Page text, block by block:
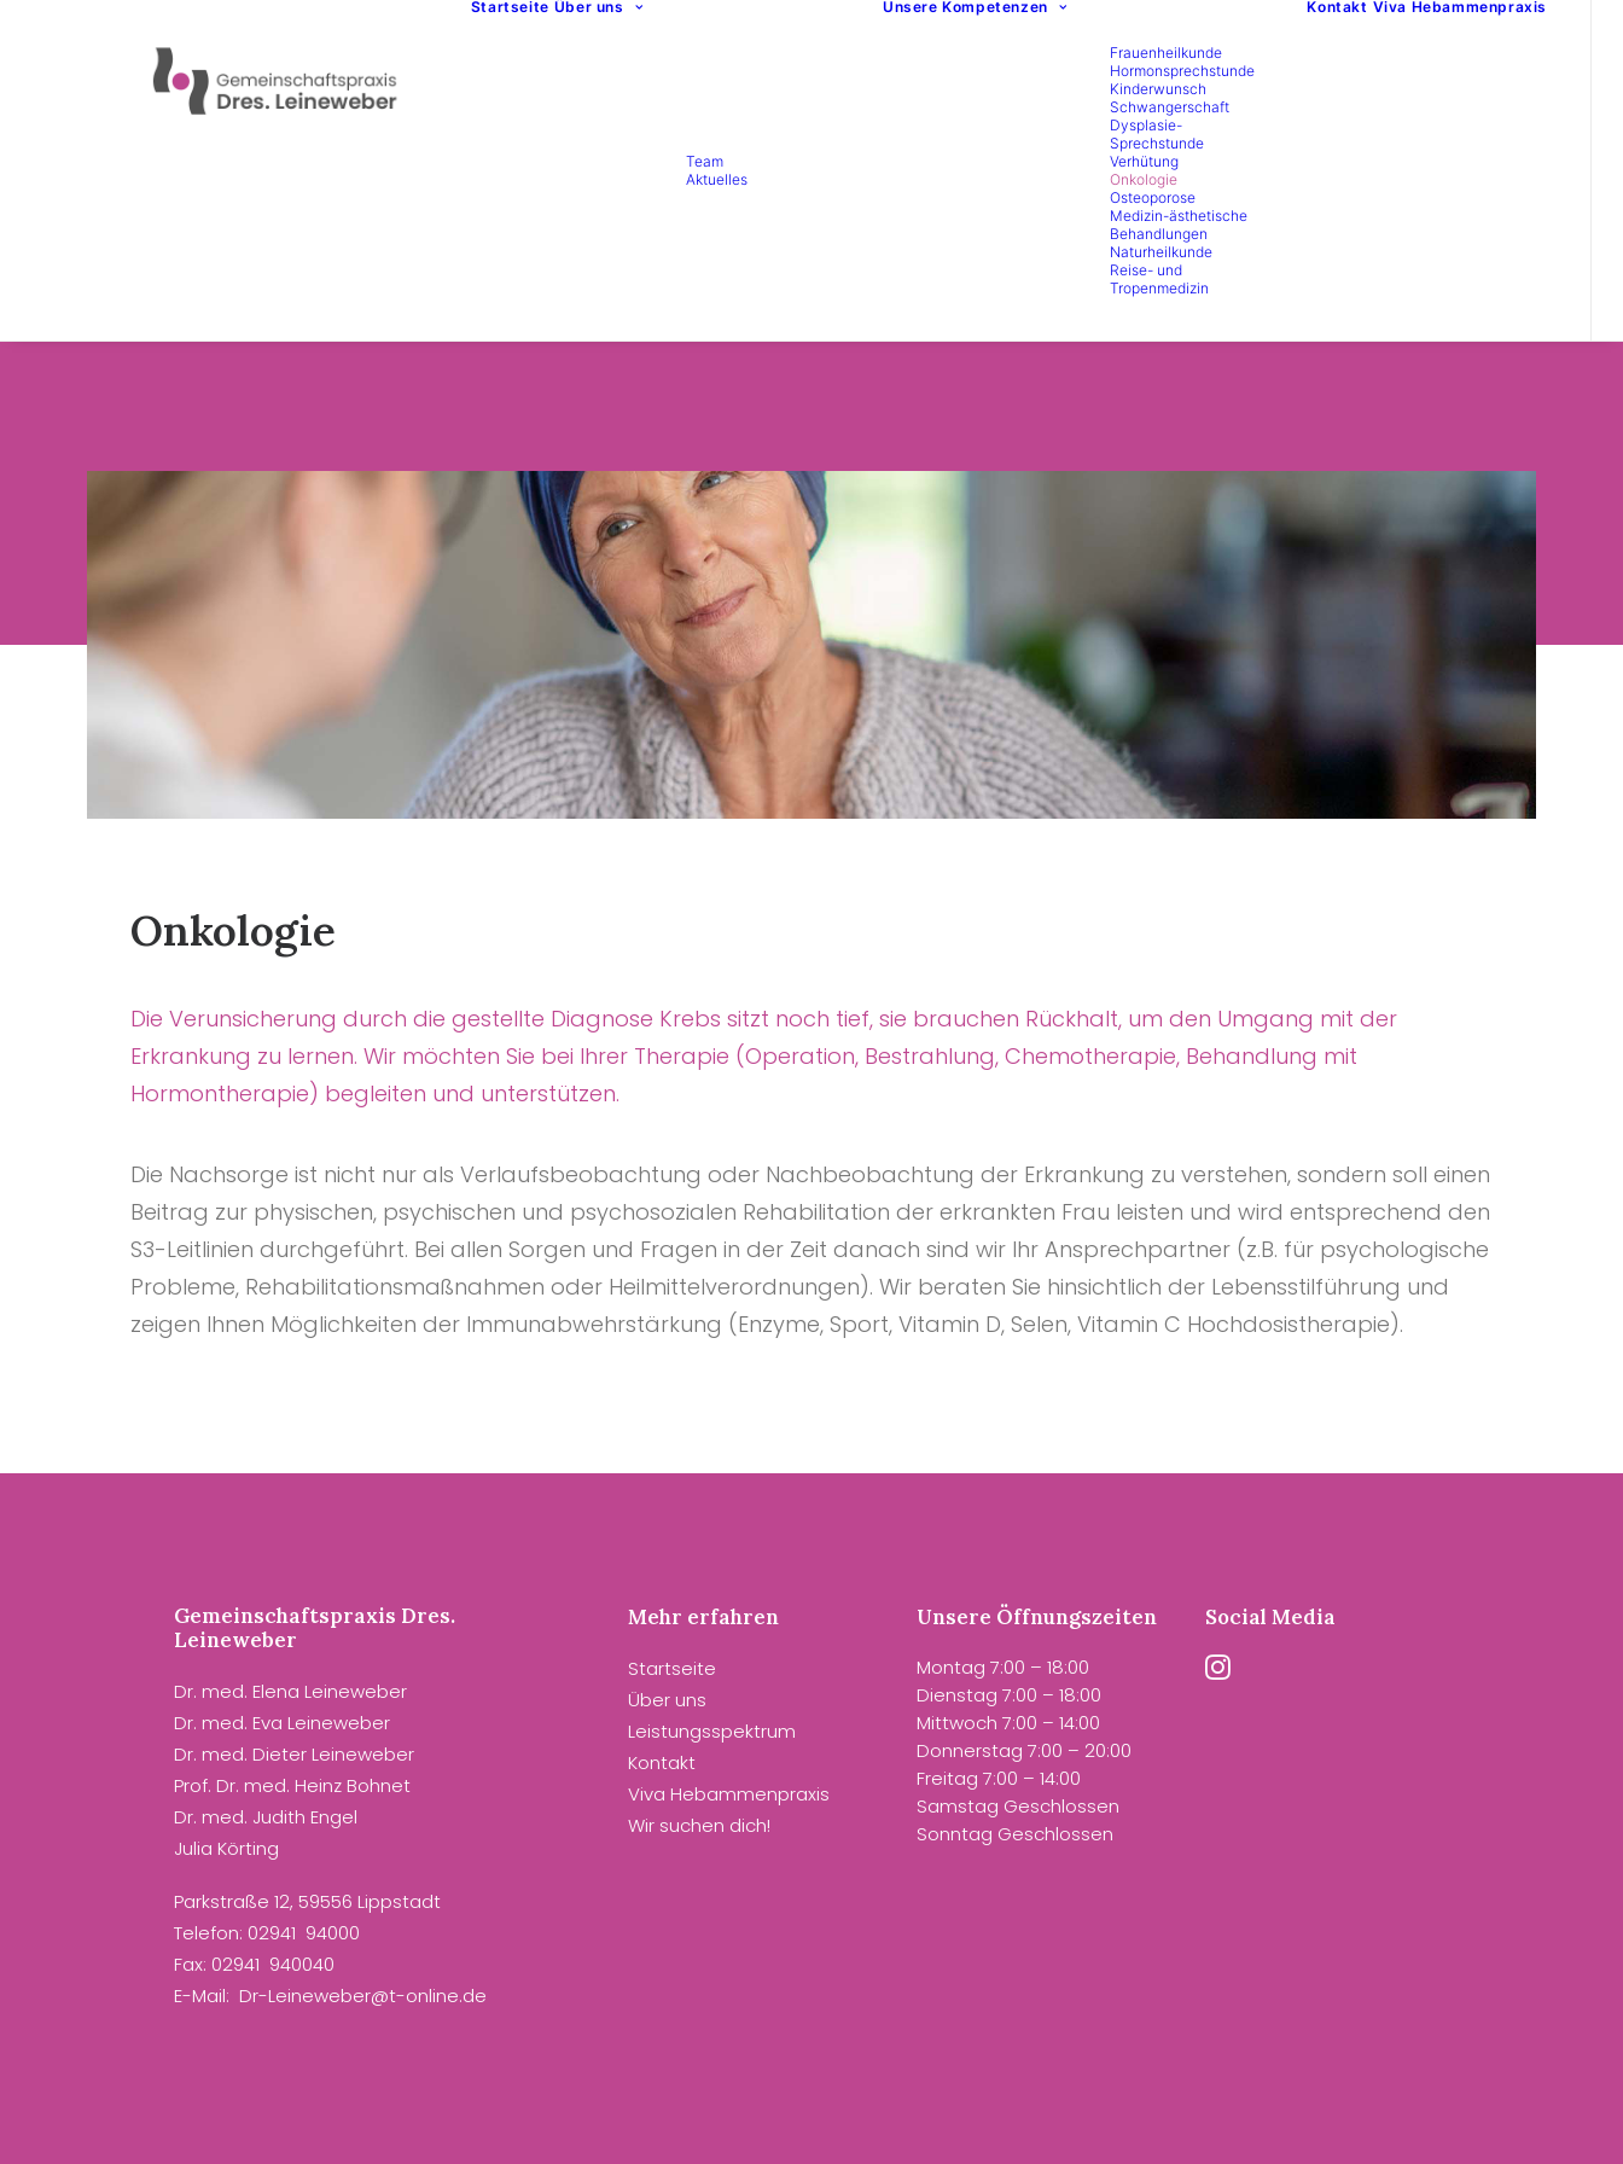
Startseite Über uns
Team
Aktuelles
Unsere Kompetenzen
Frauenheilkunde
Hormonsprechstunde
Kinderwunsch
Schwangerschaft
Dysplasie-
Sprechstunde
Verhütung
Onkologie
Osteoporose
Medizin-ästhetische
Behandlungen
Naturheilkunde
Reise- und
Tropenmedizin
Kontakt Viva Hebammenpraxis
Onkologie
Die Verunsicherung durch die gestellte Diagnose Krebs sitzt noch tief, sie brauchen Rückhalt, um den Umgang mit der
Erkrankung zu lernen. Wir möchten Sie bei Ihrer Therapie (Operation, Bestrahlung, Chemotherapie, Behandlung mit
Hormontherapie) begleiten und unterstützen.
Die Nachsorge ist nicht nur als Verlaufsbeobachtung oder Nachbeobachtung der Erkrankung zu verstehen, sondern soll einen
Beitrag zur physischen, psychischen und psychosozialen Rehabilitation der erkrankten Frau leisten und wird entsprechend den
S3-Leitlinien durchgeführt. Bei allen Sorgen und Fragen in der Zeit danach sind wir Ihr Ansprechpartner (z.B. für psychologische
Probleme, Rehabilitationsmaßnahmen oder Heilmittelverordnungen). Wir beraten Sie hinsichtlich der Lebensstilführung und
zeigen Ihnen Möglichkeiten der Immunabwehrstärkung (Enzyme, Sport, Vitamin D, Selen, Vitamin C Hochdosistherapie).
Gemeinschaftspraxis Dres.
Leineweber
Dr. med. Elena Leineweber
Dr. med. Eva Leineweber
Dr. med. Dieter Leineweber
Prof. Dr. med. Heinz Bohnet
Dr. med. Judith Engel
Julia Körting
Parkstraße 12, 59556 Lippstadt
Telefon: 02941 94000
Fax: 02941 940040
E-Mail: Dr-Leineweber@t-online.de
Mehr erfahren
Startseite
Über uns
Leistungsspektrum
Kontakt
Viva Hebammenpraxis
Wir suchen dich!
Unsere Öffnungszeiten
Montag 7:00 – 18:00
Dienstag 7:00 – 18:00
Mittwoch 7:00 – 14:00
Donnerstag 7:00 – 20:00
Freitag 7:00 – 14:00
Samstag Geschlossen
Sonntag Geschlossen
Social Media